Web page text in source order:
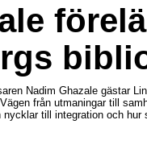
Nadim Ghazale gästar
från utmaningar till
till integration och hur